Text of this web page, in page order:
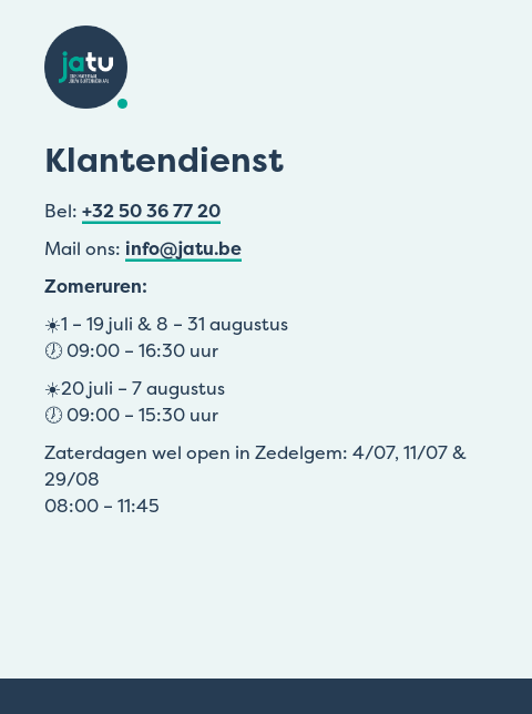
Klantendienst
Bel: +32 50 36 77 20
Mail ons: info@jatu.be
Zomeruren:
☀️1 – 19 juli & 8 – 31 augustus
🕖 09:00 – 16:30 uur
☀️20 juli – 7 augustus
🕖 09:00 – 15:30 uur
Zaterdagen wel open in Zedelgem: 4/07, 11/07 &
29/08
08:00 – 11:45